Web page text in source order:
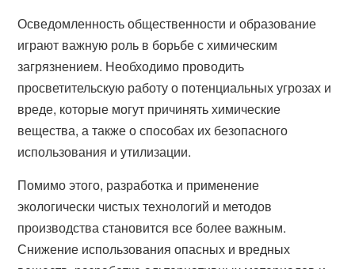
Осведомленность общественности и образование
играют важную роль в борьбе с химическим
загрязнением. Необходимо проводить
просветительскую работу о потенциальных угрозах и
вреде, которые могут причинять химические
вещества, а также о способах их безопасного
использования и утилизации.
Помимо этого, разработка и применение
экологически чистых технологий и методов
производства становится все более важным.
Снижение использования опасных и вредных